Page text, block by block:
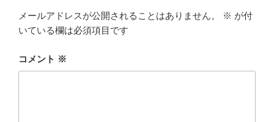
メールアドレスが公開されることはありません。 ※ が付
いている欄は必須項目です
コメント ※